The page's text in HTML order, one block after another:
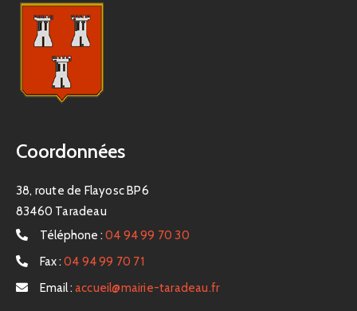
Coordonnées
38, route de Flayosc BP6
83460 Taradeau
Téléphone : 04 94 99 70 30
Fax : 04 94 99 70 71
Email : accueil@mairie-taradeau.fr